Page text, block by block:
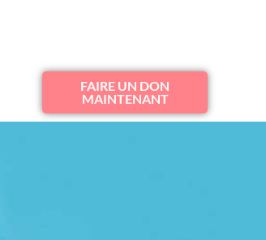
FAIRE UN DON
MAINTENANT